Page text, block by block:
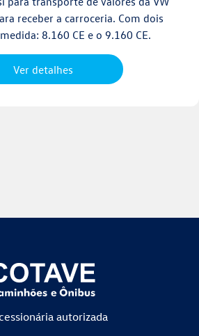
receber a carroceria. Com dois
8.160 CE e o 9.160 CE.
Ver detalhes
autorizada